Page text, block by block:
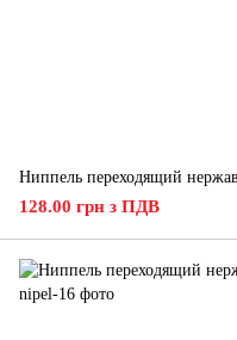
Ниппель переходящий
128.00 грн з ПДВ